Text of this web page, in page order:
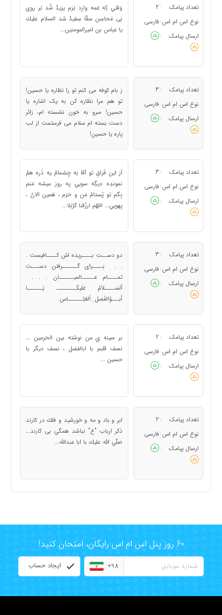
تعداد پیامک :
2
نوع اس ام اس : فارسی
ارسال پیامک
:
وَقتي كِه عَمه وارِد بَزم يزيدْ شُد بَر روى
نِى مَحاسِن سقّا سِفيدْ شد السلام عليك
يا عباس بن اميرالمومنين...
تعداد پیامک :
3
نوع اس ام اس : فارسی
ارسال پیامک
:
ز بام کوفه می کنم تو را نظاره یا حسین!
تو هم مرا نظاره کن به یک اشاره یا
حسین! سرو به خون نشسته ام، زائر
دست بسته ام سلام می فرستمت از لب
پاره یا حسین!
تعداد پیامک :
3
نوع اس ام اس : فارسی
ارسال پیامک
:
اَز اين فَراقِ تو آقا به چِشمامْ يه ذَره همْ
نموندِه ديگِه سويي يِه روز ميشه مَنم
بِگم تو پُستامْ مَن و حرَم ، هَمين الانْ ،
يِهويي... اللهّم ارزُقنا كَرْبَلا...
تعداد پیامک :
3
نوع اس ام اس : فارسی
ارسال پیامک
:
دو دســت بــــریده اش کــــافیست .
. . بــــرای گــــــرفتن دســـت
تمــــام عـــــالمیــــــان . . .
ألسَــــلاَمُ عَلَیکَــــــــ یَــــــا
أبـــوُالفَضل ِ اَلعَبّــــــاس
تعداد پیامک :
2
نوع اس ام اس : فارسی
ارسال پیامک
:
بر سينه ي من نوشته بين الحرمين ...
نصف قلبم با ابالفضل ، نصف ديگر با
حسين ...
تعداد پیامک :
2
نوع اس ام اس : فارسی
ارسال پیامک
:
ابر و باد و مه و خورشيد و فلك در كارند
ذكر ارباب "ع" نباشد همگي بى كارند...
صلّي الله عليك با ابا عبدالله...
60 روز پنل اس ام اس رایگان، امتحان کنید!
+98 ایجاد حساب